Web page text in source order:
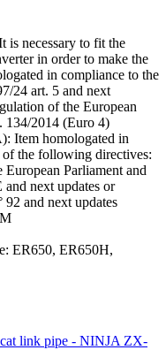
is necessary to fit the
in order to make the
in compliance to the
24 art. 5 and next
of the European
134/2014 (Euro 4)
Item homologated in
the following directives:
Parliament and
next updates or
and next updates
ER650, ER650H,